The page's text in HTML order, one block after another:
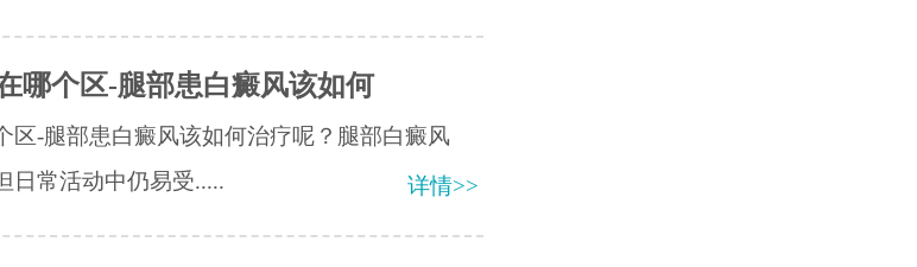
哪个区-腿部患白癜风该如何
区-腿部患白癜风该如何治疗呢？腿部白癜风
日常活动中仍易受.....
详情>>